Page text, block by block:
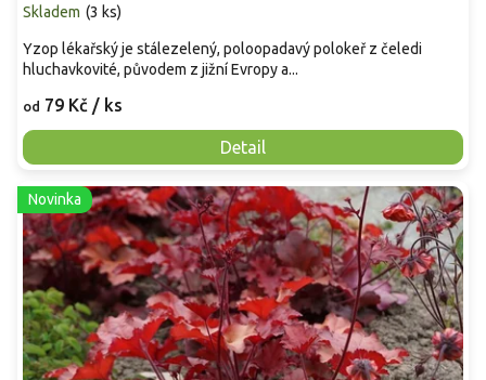
Skladem (3 ks)
od 79 Kč / ks
Detail
Yzop lékařský je stálezelený, poloopadavý polokeř z čeledi
hluchavkovité, původem z jižní Evropy a...
Novinka